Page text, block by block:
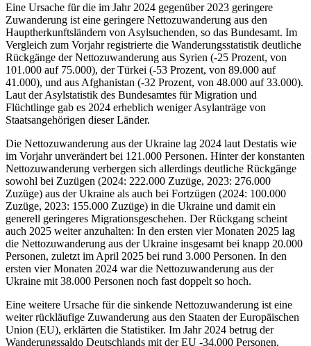
Eine Ursache für die im Jahr 2024 gegenüber 2023 geringere
Zuwanderung ist eine geringere Nettozuwanderung aus den
Hauptherkunftsländern von Asylsuchenden, so das Bundesamt. Im
Vergleich zum Vorjahr registrierte die Wanderungsstatistik deutliche
Rückgänge der Nettozuwanderung aus Syrien (-25 Prozent, von
101.000 auf 75.000), der Türkei (-53 Prozent, von 89.000 auf
41.000), und aus Afghanistan (-32 Prozent, von 48.000 auf 33.000).
Laut der Asylstatistik des Bundesamtes für Migration und
Flüchtlinge gab es 2024 erheblich weniger Asylanträge von
Staatsangehörigen dieser Länder.
Die Nettozuwanderung aus der Ukraine lag 2024 laut Destatis wie
im Vorjahr unverändert bei 121.000 Personen. Hinter der konstanten
Nettozuwanderung verbergen sich allerdings deutliche Rückgänge
sowohl bei Zuzügen (2024: 222.000 Zuzüge, 2023: 276.000
Zuzüge) aus der Ukraine als auch bei Fortzügen (2024: 100.000
Zuzüge, 2023: 155.000 Zuzüge) in die Ukraine und damit ein
generell geringeres Migrationsgeschehen. Der Rückgang scheint
auch 2025 weiter anzuhalten: In den ersten vier Monaten 2025 lag
die Nettozuwanderung aus der Ukraine insgesamt bei knapp 20.000
Personen, zuletzt im April 2025 bei rund 3.000 Personen. In den
ersten vier Monaten 2024 war die Nettozuwanderung aus der
Ukraine mit 38.000 Personen noch fast doppelt so hoch.
Eine weitere Ursache für die sinkende Nettozuwanderung ist eine
weiter rückläufige Zuwanderung aus den Staaten der Europäischen
Union (EU), erklärten die Statistiker. Im Jahr 2024 betrug der
Wanderungssaldo Deutschlands mit der EU -34.000 Personen.